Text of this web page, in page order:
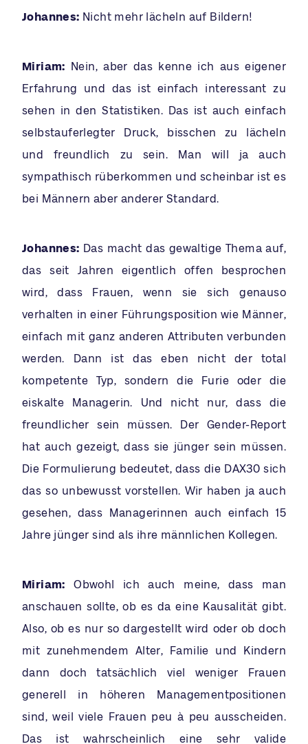
Johannes: Nicht mehr lächeln auf Bildern!
Miriam: Nein, aber das kenne ich aus eigener
Erfahrung und das ist einfach interessant zu
sehen in den Statistiken. Das ist auch einfach
selbstauferlegter Druck, bisschen zu lächeln
und freundlich zu sein. Man will ja auch
sympathisch rüberkommen und scheinbar ist es
bei Männern aber anderer Standard.
Johannes: Das macht das gewaltige Thema auf,
das seit Jahren eigentlich offen besprochen
wird, dass Frauen, wenn sie sich genauso
verhalten in einer Führungsposition wie Männer,
einfach mit ganz anderen Attributen verbunden
werden. Dann ist das eben nicht der total
kompetente Typ, sondern die Furie oder die
eiskalte Managerin. Und nicht nur, dass die
freundlicher sein müssen. Der Gender-Report
hat auch gezeigt, dass sie jünger sein müssen.
Die Formulierung bedeutet, dass die DAX30 sich
das so unbewusst vorstellen. Wir haben ja auch
gesehen, dass Managerinnen auch einfach 15
Jahre jünger sind als ihre männlichen Kollegen.
Miriam: Obwohl ich auch meine, dass man
anschauen sollte, ob es da eine Kausalität gibt.
Also, ob es nur so dargestellt wird oder ob doch
mit zunehmendem Alter, Familie und Kindern
dann doch tatsächlich viel weniger Frauen
generell in höheren Managementpositionen
sind, weil viele Frauen peu à peu ausscheiden.
Das ist wahrscheinlich eine sehr valide